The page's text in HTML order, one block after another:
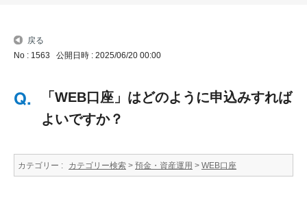
戻る
No : 1563 公開日時 : 2025/06/20 00:00
「WEB口座」はどのように申込みすれば
よいですか？
カテゴリー : カテゴリー検索 > 預金・資産運用 > WEB口座